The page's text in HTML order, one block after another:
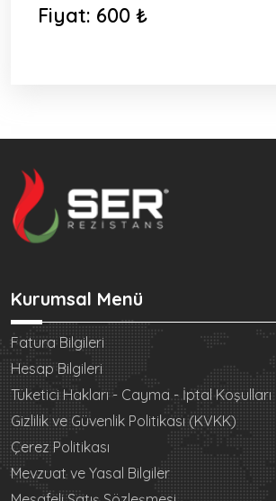
Fiyat: 600 ₺
Kurumsal Menü
Fatura Bilgileri
Hesap Bilgileri
Tüketici Hakları - Cayma - İptal Koşulları
Gizlilik ve Güvenlik Politikası (KVKK)
Çerez Politikası
Mevzuat ve Yasal Bilgiler